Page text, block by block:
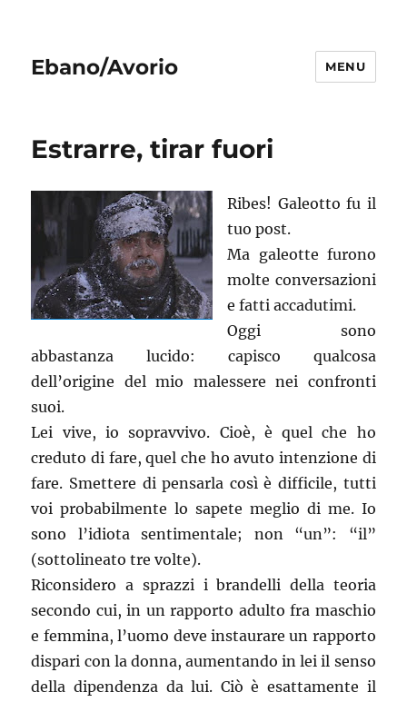
Ebano/Avorio MENU
Estrarre, tirar fuori
Ribes! Galeotto fu il
tuo post.
Ma galeotte furono
molte conversazioni
e fatti accadutimi.
Oggi sono
abbastanza lucido: capisco qualcosa
dell’origine del mio malessere nei confronti
suoi.
Lei vive, io sopravvivo. Cioè, è quel che ho
creduto di fare, quel che ho avuto intenzione di
fare. Smettere di pensarla così è difficile, tutti
voi probabilmente lo sapete meglio di me. Io
sono l’idiota sentimentale; non “un”: “il”
(sottolineato tre volte).
Riconsidero a sprazzi i brandelli della teoria
secondo cui, in un rapporto adulto fra maschio
e femmina, l’uomo deve instaurare un rapporto
dispari con la donna, aumentando in lei il senso
della dipendenza da lui. Ciò è esattamente il